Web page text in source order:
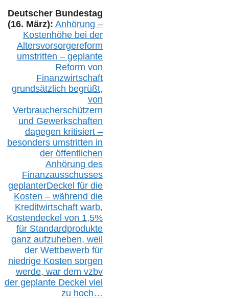
Deutscher Bundestag
(16. März): Anhörung –
Kostenhöhe bei der
Altersvorsorgereform
umstritten – geplante
Reform von
Finanzwirtschaft
grundsätzlich begrüßt,
von
Verbraucherschützern
und Gewerkschaften
dagegen kritisiert –
besonders umstritten in
der öffentlichen
Anhörung des
Finanzausschusses
geplanterDeckel für die
Kosten – während die
Kreditwirtschaft warb,
Kostendeckel von 1,5%
für Standardprodukte
ganz aufzuheben, weil
der Wettbewerb für
niedrige Kosten sorgen
werde, war dem vzbv
der geplante Deckel viel
zu hoch…